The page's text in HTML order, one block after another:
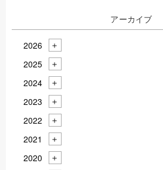
アーカイブ
2026
2025
2024
2023
2022
2021
2020